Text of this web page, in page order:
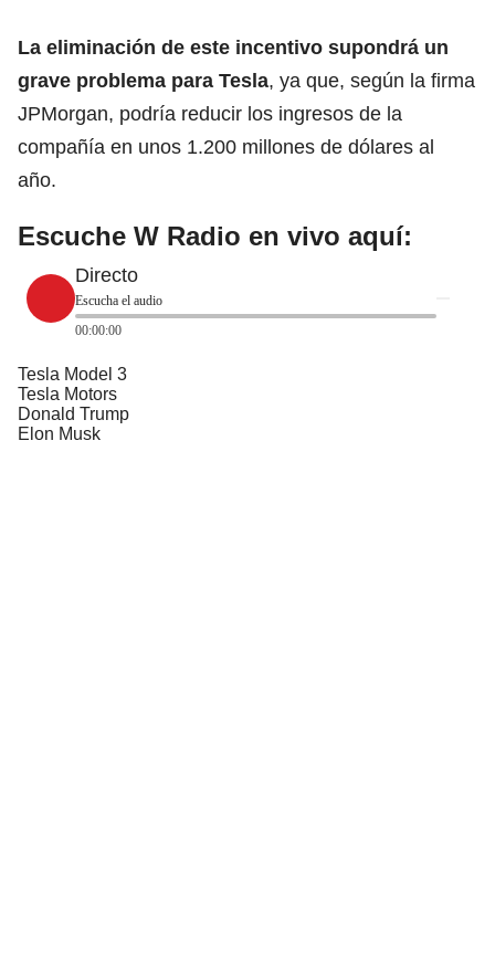
La eliminación de este incentivo supondrá un
grave problema para Tesla, ya que, según la firma
JPMorgan, podría reducir los ingresos de la
compañía en unos 1.200 millones de dólares al
año.
Escuche W Radio en vivo aquí:
Directo
Escucha el audio
00:00:00
Tesla Model 3
Tesla Motors
Donald Trump
Elon Musk